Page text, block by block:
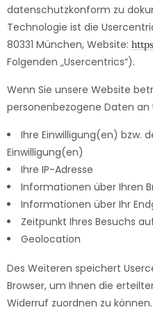
datenschutzkonform zu
Technologie ist die
80331 München, Website:
Folgenden „Usercentrics“).
Wenn Sie unsere Website
personenbezogene Daten
Ihre Einwilligung(en) bzw.
Einwilligung(en)
Ihre IP-Adresse
Informationen über Ihren
Informationen über Ihr
Zeitpunkt Ihres Besuchs
Geolocation
Des Weiteren speichert
Browser, um Ihnen die
Widerruf zuordnen zu